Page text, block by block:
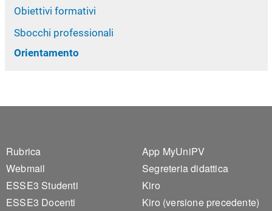
Obiettivi formativi
Sbocchi professionali
Orientamento
Footer 1
Rubrica
Webmail
ESSE3 Studenti
ESSE3 Docenti
Footer 2
App MyUniPV
Segreteria didattica
Kiro
Kiro (versione precedente)